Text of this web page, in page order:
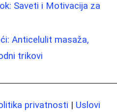
Saveti i Motivacija za
Anticelulit masaža,
trikovi
privatnosti | Uslovi